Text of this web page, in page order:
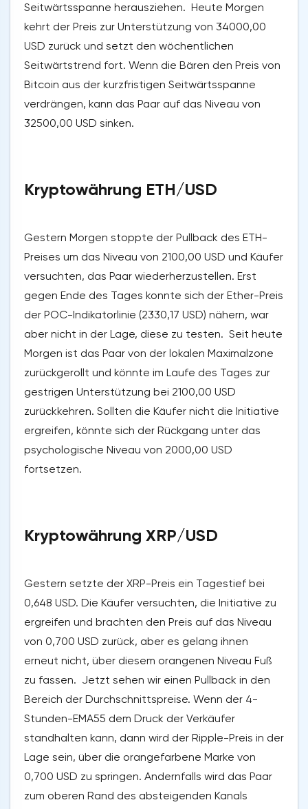
Seitwärtsspanne herausziehen. Heute Morgen
kehrt der Preis zur Unterstützung von 34000,00
USD zurück und setzt den wöchentlichen
Seitwärtstrend fort. Wenn die Bären den Preis von
Bitcoin aus der kurzfristigen Seitwärtsspanne
verdrängen, kann das Paar auf das Niveau von
32500,00 USD sinken.
Kryptowährung ETH/USD
Gestern Morgen stoppte der Pullback des ETH-
Preises um das Niveau von 2100,00 USD und Käufer
versuchten, das Paar wiederherzustellen. Erst
gegen Ende des Tages konnte sich der Ether-Preis
der POC-Indikatorlinie (2330,17 USD) nähern, war
aber nicht in der Lage, diese zu testen. Seit heute
Morgen ist das Paar von der lokalen Maximalzone
zurückgerollt und könnte im Laufe des Tages zur
gestrigen Unterstützung bei 2100,00 USD
zurückkehren. Sollten die Käufer nicht die Initiative
ergreifen, könnte sich der Rückgang unter das
psychologische Niveau von 2000,00 USD
fortsetzen.
Kryptowährung XRP/USD
Gestern setzte der XRP-Preis ein Tagestief bei
0,648 USD. Die Käufer versuchten, die Initiative zu
ergreifen und brachten den Preis auf das Niveau
von 0,700 USD zurück, aber es gelang ihnen
erneut nicht, über diesem orangenen Niveau Fuß
zu fassen. Jetzt sehen wir einen Pullback in den
Bereich der Durchschnittspreise. Wenn der 4-
Stunden-EMA55 dem Druck der Verkäufer
standhalten kann, dann wird der Ripple-Preis in der
Lage sein, über die orangefarbene Marke von
0,700 USD zu springen. Andernfalls wird das Paar
zum oberen Rand des absteigenden Kanals